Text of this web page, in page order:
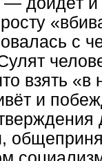
с
взять «в
и